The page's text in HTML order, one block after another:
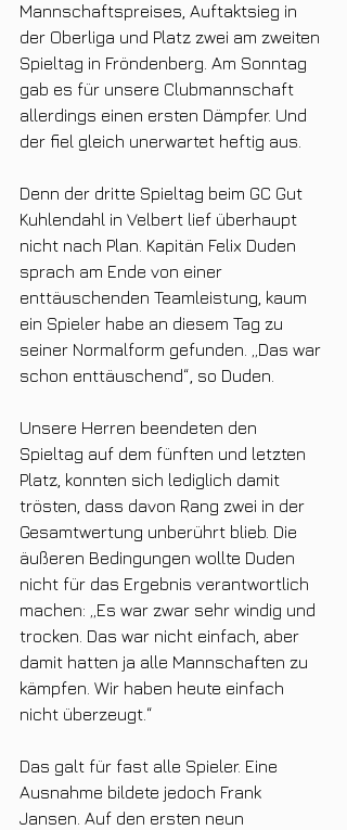
Mannschaftspreises, Auftaktsieg in
der Oberliga und Platz zwei am zweiten
Spieltag in Fröndenberg. Am Sonntag
gab es für unsere Clubmannschaft
allerdings einen ersten Dämpfer. Und
der fiel gleich unerwartet heftig aus.
Denn der dritte Spieltag beim GC Gut
Kuhlendahl in Velbert lief überhaupt
nicht nach Plan. Kapitän Felix Duden
sprach am Ende von einer
enttäuschenden Teamleistung, kaum
ein Spieler habe an diesem Tag zu
seiner Normalform gefunden. „Das war
schon enttäuschend“, so Duden.
Unsere Herren beendeten den
Spieltag auf dem fünften und letzten
Platz, konnten sich lediglich damit
trösten, dass davon Rang zwei in der
Gesamtwertung unberührt blieb. Die
äußeren Bedingungen wollte Duden
nicht für das Ergebnis verantwortlich
machen: „Es war zwar sehr windig und
trocken. Das war nicht einfach, aber
damit hatten ja alle Mannschaften zu
kämpfen. Wir haben heute einfach
nicht überzeugt.“
Das galt für fast alle Spieler. Eine
Ausnahme bildete jedoch Frank
Jansen. Auf den ersten neun